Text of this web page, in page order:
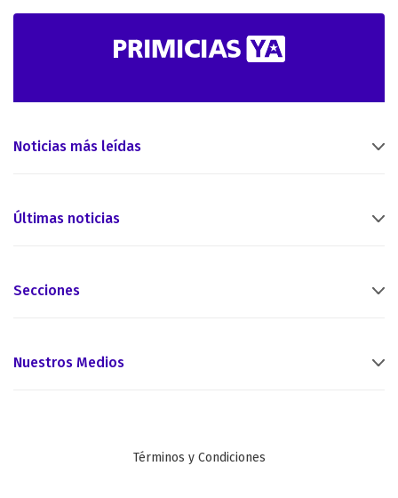
Noticias más leídas
Últimas noticias
Secciones
Nuestros Medios
Términos y Condiciones